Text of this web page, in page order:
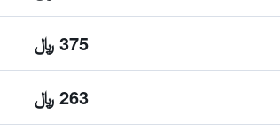
375 ﷼
263 ﷼